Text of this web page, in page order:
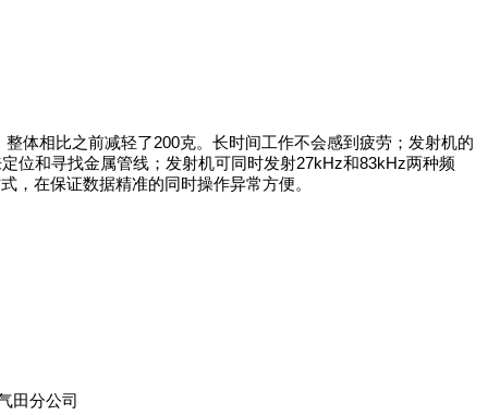
体相比之前减轻了200克。长时间工作不会感到疲劳；发射机的
位和寻找金属管线；发射机可同时发射27kHz和83kHz两种频
，在保证数据精准的同时操作异常方便。
田分公司